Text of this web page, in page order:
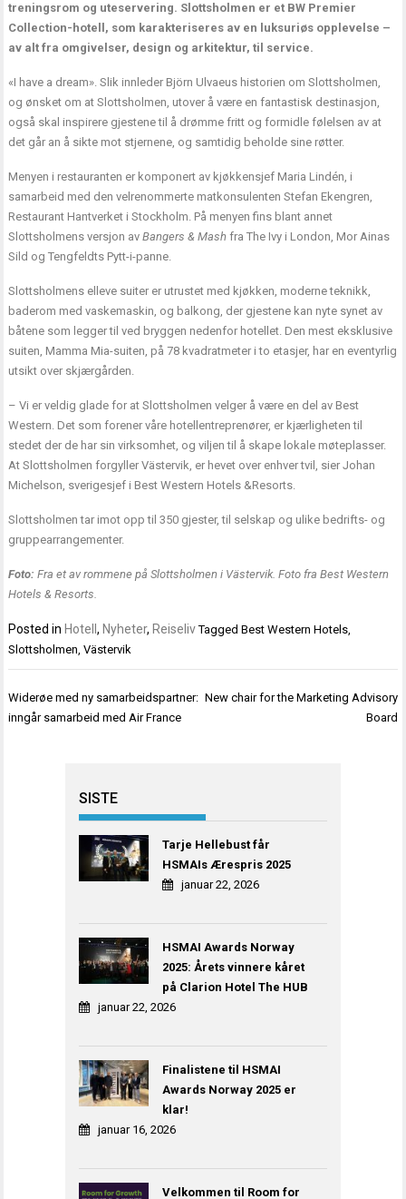
treningsrom og uteservering. Slottsholmen er et BW Premier
Collection-hotell, som karakteriseres av en luksuriøs opplevelse –
av alt fra omgivelser, design og arkitektur, til service.
«I have a dream». Slik innleder Björn Ulvaeus historien om Slottsholmen,
og ønsket om at Slottsholmen, utover å være en fantastisk destinasjon,
også skal inspirere gjestene til å drømme fritt og formidle følelsen av at
det går an å sikte mot stjernene, og samtidig beholde sine røtter.
Menyen i restauranten er komponert av kjøkkensjef Maria Lindén, i
samarbeid med den velrenommerte matkonsulenten Stefan Ekengren,
Restaurant Hantverket i Stockholm. På menyen fins blant annet
Slottsholmens versjon avBangers & Mash fra The Ivy i London, Mor Ainas
Sild og Tengfeldts Pytt-i-panne.
Slottsholmens elleve suiter er utrustet med kjøkken, moderne teknikk,
baderom med vaskemaskin, og balkong, der gjestene kan nyte synet av
båtene som legger til ved bryggen nedenfor hotellet. Den mest eksklusive
suiten, Mamma Mia-suiten, på 78 kvadratmeter i to etasjer, har en eventyrlig
utsikt over skjærgården.
– Vi er veldig glade for at Slottsholmen velger å være en del av Best
Western. Det som forener våre hotellentreprenører, er kjærligheten til
stedet der de har sin virksomhet, og viljen til å skape lokale møteplasser.
At Slottsholmen forgyller Västervik, er hevet over enhver tvil, sier Johan
Michelson, sverigesjef i Best Western Hotels &Resorts.
Slottsholmen tar imot opp til 350 gjester, til selskap og ulike bedrifts- og
gruppearrangementer.
Foto: Fra et av rommene på Slottsholmen i Västervik. Foto fra Best Western
Hotels & Resorts.
Posted in Hotell, Nyheter, Reiseliv TaggedBest Western Hotels,
Slottsholmen,Västervik
Innleggsnavigasjon
Widerøe med ny samarbeidspartner:
inngår samarbeid med Air France
New chair for the Marketing Advisory
Board
SISTE
Tarje Hellebust får
HSMAIs Ærespris 2025
januar 22, 2026
HSMAI Awards Norway
2025: Årets vinnere kåret
på Clarion Hotel The HUB
januar 22, 2026
Finalistene til HSMAI
Awards Norway 2025 er
klar!
januar 16, 2026
Velkommen til Room for